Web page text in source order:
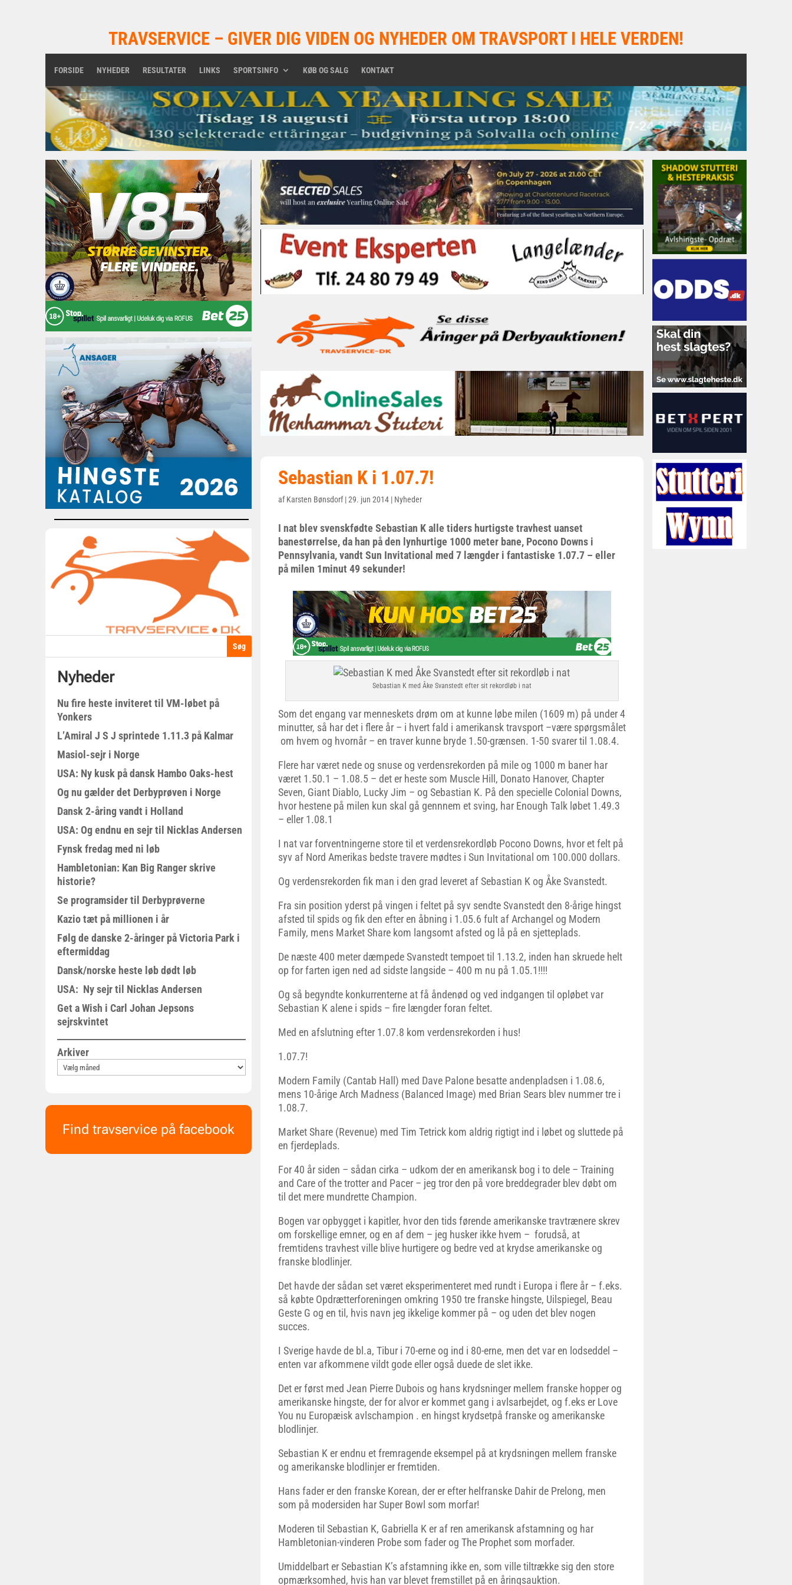
TRAVSERVICE – GIVER DIG VIDEN OG NYHEDER OM TRAVSPORT I HELE VERDEN!
FORSIDE NYHEDER RESULTATER LINKS SPORTSINFO KØB OG SALG KONTAKT
Nyheder
Nu fire heste inviteret til VM-løbet på
Yonkers
L’Amiral J S J sprintede 1.11.3 på Kalmar
Masiol-sejr i Norge
USA: Ny kusk på dansk Hambo Oaks-hest
Og nu gælder det Derbyprøven i Norge
Dansk 2-åring vandt i Holland
USA: Og endnu en sejr til Nicklas Andersen
Fynsk fredag med ni løb
Hambletonian: Kan Big Ranger skrive
historie?
Se programsider til Derbyprøverne
Kazio tæt på millionen i år
Følg de danske 2-åringer på Victoria Park i
eftermiddag
Dansk/norske heste løb dødt løb
USA: Ny sejr til Nicklas Andersen
Get a Wish i Carl Johan Jepsons
sejrskvintet
Arkiver
Find travservice på facebook
Sebastian K i 1.07.7!
afKarsten Bønsdorf|29. jun 2014 | Nyheder
I nat blev svenskfødte Sebastian K alle tiders hurtigste travhest uanset
banestørrelse, da han på den lynhurtige 1000 meter bane, Pocono Downs i
Pennsylvania, vandt Sun Invitational med 7 længder i fantastiske 1.07.7 – eller
på milen 1minut 49 sekunder!
Sebastian K med Åke Svanstedt efter sit rekordløb i nat
Som det engang var menneskets drøm om at kunne løbe milen (1609 m) på under 4
minutter, så har det i flere år – i hvert fald i amerikansk travsport –være spørgsmålet
om hvem og hvornår – en traver kunne bryde 1.50-grænsen. 1-50 svarer til 1.08.4.
Flere har været nede og snuse og verdensrekorden på mile og 1000 m baner har
været 1.50.1 – 1.08.5 – det er heste som Muscle Hill, Donato Hanover, Chapter
Seven, Giant Diablo, Lucky Jim – og Sebastian K. På den specielle Colonial Downs,
hvor hestene på milen kun skal gå gennnem et sving, har Enough Talk løbet 1.49.3
– eller 1.08.1
I nat var forventningerne store til et verdensrekordløb Pocono Downs, hvor et felt på
syv af Nord Amerikas bedste travere mødtes i Sun Invitational om 100.000 dollars.
Og verdensrekorden fik man i den grad leveret af Sebastian K og Åke Svanstedt.
Fra sin position yderst på vingen i feltet på syv sendte Svanstedt den 8-årige hingst
afsted til spids og fik den efter en åbning i 1.05.6 fult af Archangel og Modern
Family, mens Market Share kom langsomt afsted og lå på en sjetteplads.
De næste 400 meter dæmpede Svanstedt tempoet til 1.13.2, inden han skruede helt
op for farten igen ned ad sidste langside – 400 m nu på 1.05.1!!!!
Og så begyndte konkurrenterne at få åndenød og ved indgangen til opløbet var
Sebastian K alene i spids – fire længder foran feltet.
Med en afslutning efter 1.07.8 kom verdensrekorden i hus!
1.07.7!
Modern Family (Cantab Hall) med Dave Palone besatte andenpladsen i 1.08.6,
mens 10-årige Arch Madness (Balanced Image) med Brian Sears blev nummer tre i
1.08.7.
Market Share (Revenue) med Tim Tetrick kom aldrig rigtigt ind i løbet og sluttede på
en fjerdeplads.
For 40 år siden – sådan cirka – udkom der en amerikansk bog i to dele – Training
and Care of the trotter and Pacer – jeg tror den på vore breddegrader blev døbt om
til det mere mundrette Champion.
Bogen var opbygget i kapitler, hvor den tids førende amerikanske travtrænere skrev
om forskellige emner, og en af dem – jeg husker ikke hvem – forudså, at
fremtidens travhest ville blive hurtigere og bedre ved at krydse amerikanske og
franske blodlinjer.
Det havde der sådan set været eksperimenteret med rundt i Europa i flere år – f.eks.
så købte Opdrætterforeningen omkring 1950 tre franske hingste, Uilspiegel, Beau
Geste G og en til, hvis navn jeg ikkelige kommer på – og uden det blev nogen
succes.
I Sverige havde de bl.a, Tibur i 70-erne og ind i 80-erne, men det var en lodseddel –
enten var afkommene vildt gode eller også duede de slet ikke.
Det er først med Jean Pierre Dubois og hans krydsninger mellem franske hopper og
amerikanske hingste, der for alvor er kommet gang i avlsarbejdet, og f.eks er Love
You nu Europæisk avlschampion . en hingst krydsetpå franske og amerikanske
blodlinjer.
Sebastian K er endnu et fremragende eksempel på at krydsningen mellem franske
og amerikanske blodlinjer er fremtiden.
Hans fader er den franske Korean, der er efter helfranske Dahir de Prelong, men
som på modersiden har Super Bowl som morfar!
Moderen til Sebastian K, Gabriella K er af ren amerikansk afstamning og har
Hambletonian-vinderen Probe som fader og The Prophet som morfader.
Umiddelbart er Sebastian K’s afstamning ikke en, som ville tiltrække sig den store
opmærksomhed, hvis han var blevet fremstillet på en åringsauktion.